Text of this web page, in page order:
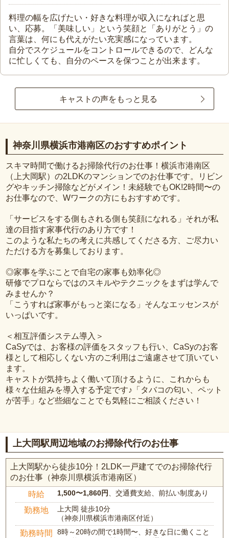
料理の幅を広げたい・好きな料理が収入になればと思
い、応募。「美味しい」という笑顔と「ありがとう」の
言葉は、何にも代えがたい充実感になっています。
自分でスケジュールをコントロールできるので、どんな
に忙しくても、自分のペースを保つことが出来ます。
キャストの声をもっと見る
神奈川県横浜市港南区のおすすめポイント
スキマ時間で働けるお掃除代行のお仕事！横浜市港南区
（上大岡駅）の2LDKのマンションでのお仕事です。リビン
グやキッチン掃除などがメイン！未経験でもOK!2時間〜の
お仕事なので、Wワークの方にもおすすめです。
「サービスをする側もされる側も笑顔になれる」それが私
達の目指す家事代行のあり方です！
このような私たちの考えに共感してくださる方、ご尽力い
ただける方を募集しております。
◎家事を学ぶことで自宅の家事も効率化◎
研修でプロならではのスキルやテクニックをまずは学んで
みませんか？
「こうすれば家事がもっと楽になる」そんなエッセンスが
いっぱいです。
＜相互評価システム導入＞
CaSyでは、お客様の評価をスタッフも行い、CaSyのお客
様として相応しくない方のご利用はご遠慮させて頂いてい
ます。
キャストが気持ちよく働いて頂けるように、これからも
様々な仕組みを導入する予定です♪「タバコの匂い、ペット
が苦手」など些細なことでも気軽にご相談ください！
上大岡駅周辺地域のお掃除代行のお仕事
上大岡駅から徒歩10分！2LDK一戸建てでのお掃除代行
のお仕事（神奈川県横浜市港南区）
時給 1,500〜1,860円、交通費支給、前払い制度あり
勤務地
上大岡 徒歩10分
（神奈川県横浜市港南区付近）
勤務時間
8時～20時の間で1時間〜、好きな日に働くこと